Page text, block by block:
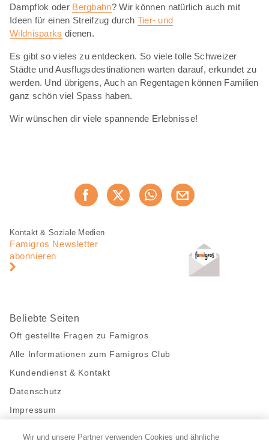
Dampflok oder Bergbahn? Wir können natürlich auch mit
Ideen für einen Streifzug durch Tier- und
Wildnisparks dienen.
Es gibt so vieles zu entdecken. So viele tolle Schweizer
Städte und Ausflugsdestinationen warten darauf, erkundet zu
werden. Und übrigens, Auch an Regentagen können Familien
ganz schön viel Spass haben.
Wir wünschen dir viele spannende Erlebnisse!
Jetzt weiterempfehlen
Fusszeile
Fusszeile
Navigation
Kontakt & Soziale Medien
Famigros Newsletter
abonnieren
Beliebte Seiten
Oft gestellte Fragen zu Famigros
Alle Informationen zum Famigros Club
Kundendienst & Kontakt
Datenschutz
Impressum
Wir und unsere Partner verwenden Cookies und ähnliche